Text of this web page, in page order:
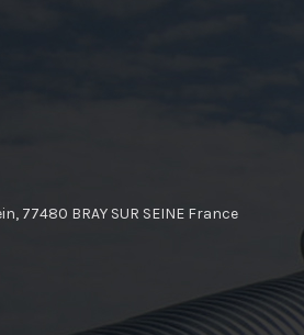
77480 BRAY SUR SEINE France